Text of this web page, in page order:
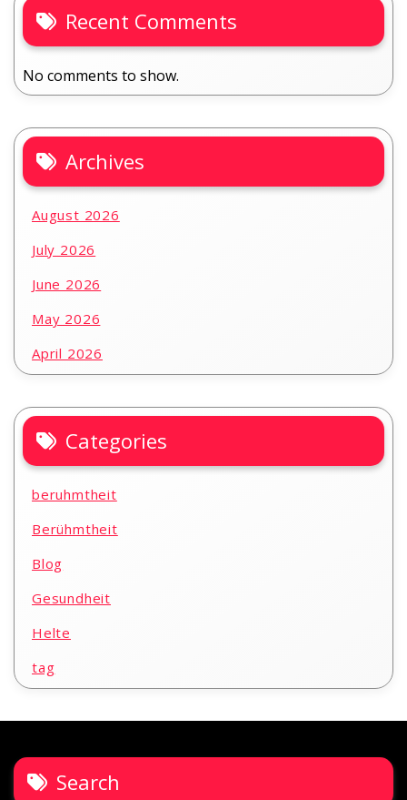
Recent Comments
No comments to show.
Archives
August 2026
July 2026
June 2026
May 2026
April 2026
Categories
beruhmtheit
Berühmtheit
Blog
Gesundheit
Helte
tag
Search